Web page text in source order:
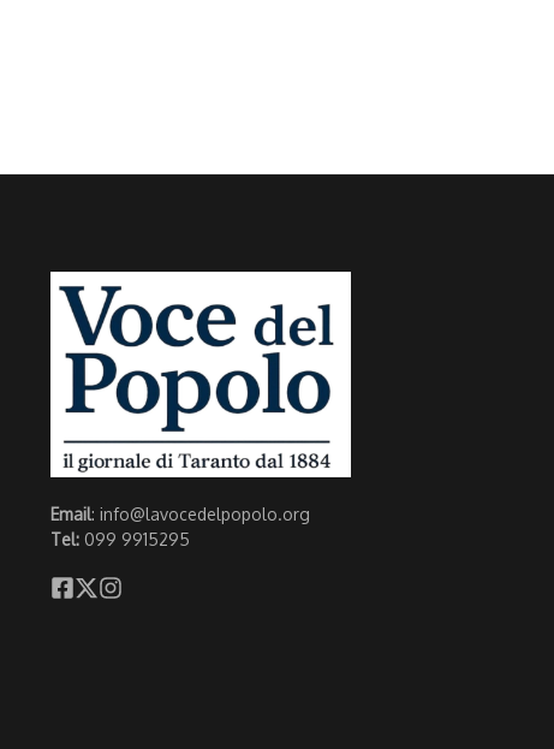
Email: info@lavocedelpopolo.org
Tel: 099 9915295